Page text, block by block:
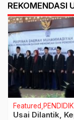
REKOMENDASI
Featured
Usai Dilantik,